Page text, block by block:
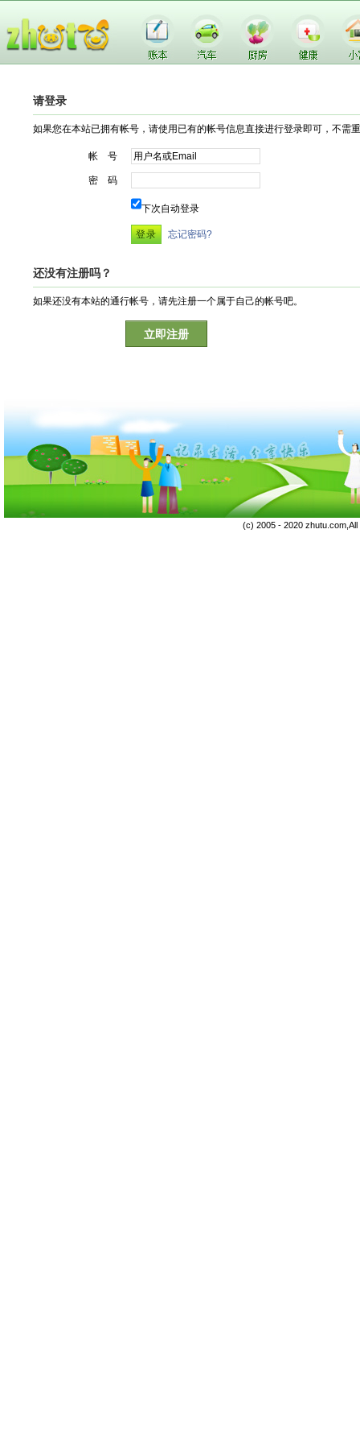
请登录
如果您在本站已拥有帐号，请使用已有的帐号信息直接进行登录即可，不需
帐 号
密 码
下次自动登录
忘记密码?
还没有注册吗？
如果还没有本站的通行帐号，请先注册一个属于自己的帐号吧。
立即注册
(c) 2005 - 2020